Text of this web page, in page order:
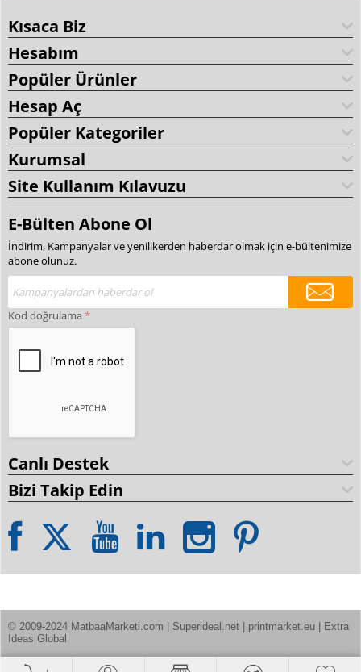
Kısaca Biz
Hesabım
Popüler Ürünler
Hesap Aç
Popüler Kategoriler
Kurumsal
Site Kullanım Kılavuzu
E-Bülten Abone Ol
İndirim, Kampanyalar ve yenilikerden haberdar olmak için e-bültenimize
abone olunuz.
Kod doğrulama
Canlı Destek
Bizi Takip Edin
© 2009-2024 MatbaaMarketi.com | Superideal.net | printmarket.eu | Extra
Ideas Global